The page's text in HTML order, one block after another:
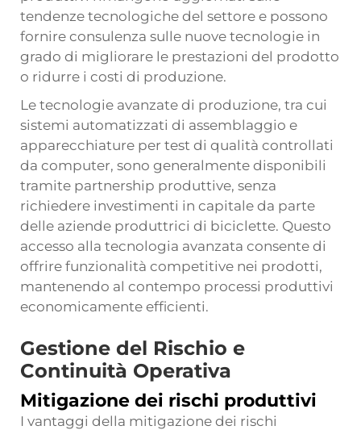
tendenze tecnologiche del settore e possono
fornire consulenza sulle nuove tecnologie in
grado di migliorare le prestazioni del prodotto
o ridurre i costi di produzione.
Le tecnologie avanzate di produzione, tra cui
sistemi automatizzati di assemblaggio e
apparecchiature per test di qualità controllati
da computer, sono generalmente disponibili
tramite partnership produttive, senza
richiedere investimenti in capitale da parte
delle aziende produttrici di biciclette. Questo
accesso alla tecnologia avanzata consente di
offrire funzionalità competitive nei prodotti,
mantenendo al contempo processi produttivi
economicamente efficienti.
Gestione del Rischio e
Continuità Operativa
Mitigazione dei rischi produttivi
I vantaggi della mitigazione dei rischi